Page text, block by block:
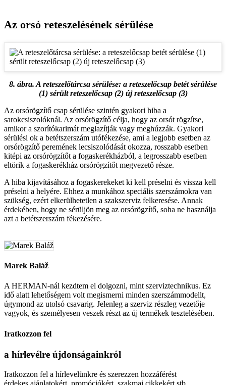
Az orsó reteszelésének sérülése
8. ábra. A reteszelőtárcsa sérülése: a reteszelőcsap betét sérülése
(1) sérült reteszelőcsap (2) új reteszelőcsap (3)
Az orsórögzítő csap sérülése szintén gyakori hiba a
sarokcsiszolóknál. Az orsórögzítő célja, hogy az orsót rögzítse,
amikor a szorítókarimát meglazítják vagy meghúzzák. Gyakori
sérülési ok a betétszerszám utófékezése, ami a legjobb esetben az
orsórögzítő peremének lecsiszolódását okozza, rosszabb esetben
kitépi az orsórögzítőt a fogaskerékházból, a legrosszabb esetben
eltörik a fogaskerékház orsórögzítőt megvezető része.
A hiba kijavításához a fogaskerekeket ki kell préselni és vissza kell
préselni a helyére. Ehhez a munkához speciális szerszámokra van
szükség, ezért elkerülhetetlen a szakszerviz felkeresése. Annak
érdekében, hogy ne sérüljön meg az orsórögzítő, soha ne használja
azt a betétszerszám fékezésére.
Marek Baláž
A HERMAN-nál kezdtem el dolgozni, mint szerviztechnikus. Ez
idő alatt lehetőségem volt megismerni minden szerszámmodellt,
úgymond az utolsó csavarig. Jelenleg a szerviz részleg vezetője
vagyok, és személyesen veszek részt az új termékek tesztelésében.
Iratkozzon fel
a hírlevélre újdonságainkról
Iratkozzon fel a hírlevelünkre és szerezzen hozzáférést
érdekes ajánlatokért, promóciókért, szakmai cikkekért stb.